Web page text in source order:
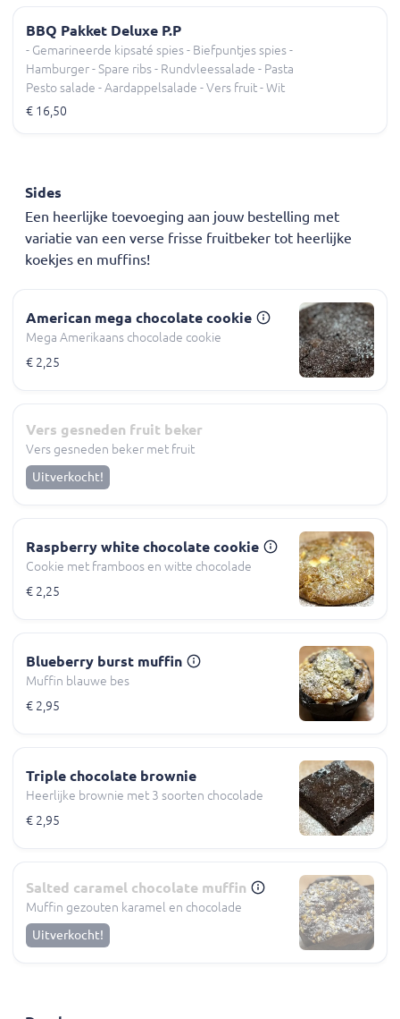
BBQ Pakket Deluxe P.P
- Gemarineerde kipsaté spies - Biefpuntjes spies -
Hamburger - Spare ribs - Rundvleessalade - Pasta
Pesto salade - Aardappelsalade - Vers fruit - Wit
stokbrood met kruidenboter - Knoflooksaus -
€ 16,50
Sides
Een heerlijke toevoeging aan jouw bestelling met
variatie van een verse frisse fruitbeker tot heerlijke
koekjes en muffins!
American mega chocolate cookie
Mega Amerikaans chocolade cookie
€ 2,25
Vers gesneden fruit beker
Vers gesneden beker met fruit
Uitverkocht!
Raspberry white chocolate cookie
Cookie met framboos en witte chocolade
€ 2,25
Blueberry burst muffin
Muffin blauwe bes
€ 2,95
Triple chocolate brownie
Heerlijke brownie met 3 soorten chocolade
€ 2,95
Salted caramel chocolate muffin
Muffin gezouten karamel en chocolade
Uitverkocht!